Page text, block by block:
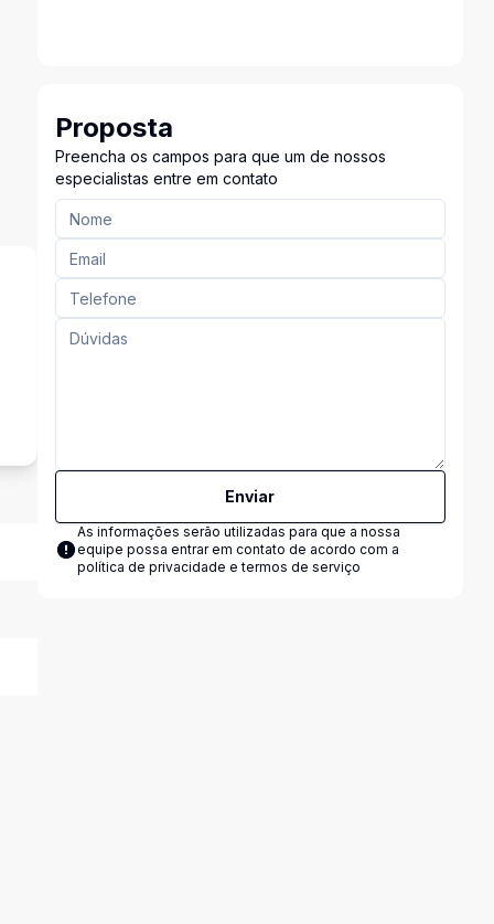
Proposta
Preencha os campos para que um de nossos
especialistas entre em contato
Enviar
As informações serão utilizadas para que a nossa
equipe possa entrar em contato de acordo com a
política de privacidade e termos de serviço